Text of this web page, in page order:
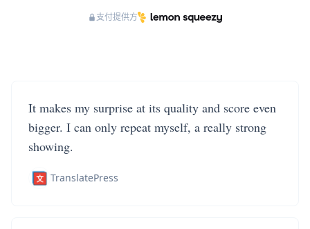
支付提供方
It makes my surprise at its quality and score even
bigger. I can only repeat myself, a really strong
showing.
TranslatePress